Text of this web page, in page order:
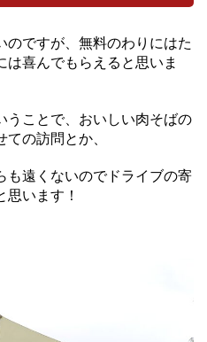
のですが、無料のわりにはた
は喜んでもらえると思いま
うことで、おいしい肉そばの
の訪問とか、
も遠くないのでドライブの寄
います！